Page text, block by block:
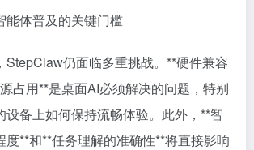
能体普及的关键门槛
StepClaw仍面临多重挑战。**硬件兼容
占用**是桌面AI必须解决的问题，特别
设备上如何保持流畅体验。此外，**智
度**和**任务理解的准确性**将直接影响